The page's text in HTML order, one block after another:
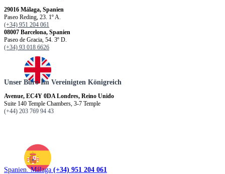
29016 Málaga, Spanien
Paseo Reding, 23. 1º A.
(+34) 951 204 061
08007 Barcelona, Spanien
Paseo de Gracia, 54. 3º D.
(+34) 93 018 6626
Unser Büro Im Vereinigten Königreich
Avenue, EC4Y 0DA Londres, Reino Unido
Suite 140 Temple Chambers, 3-7 Temple
(+44) 203 769 94 43
Spanien. Málaga (+34) 951 204 061